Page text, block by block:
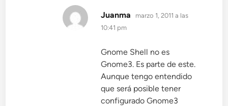
Juanma dice:
marzo 1, 2011 a las
10:41 pm
Gnome Shell no es
Gnome3. Es parte de este.
Aunque tengo entendido
que será posible tener
configurado Gnome3